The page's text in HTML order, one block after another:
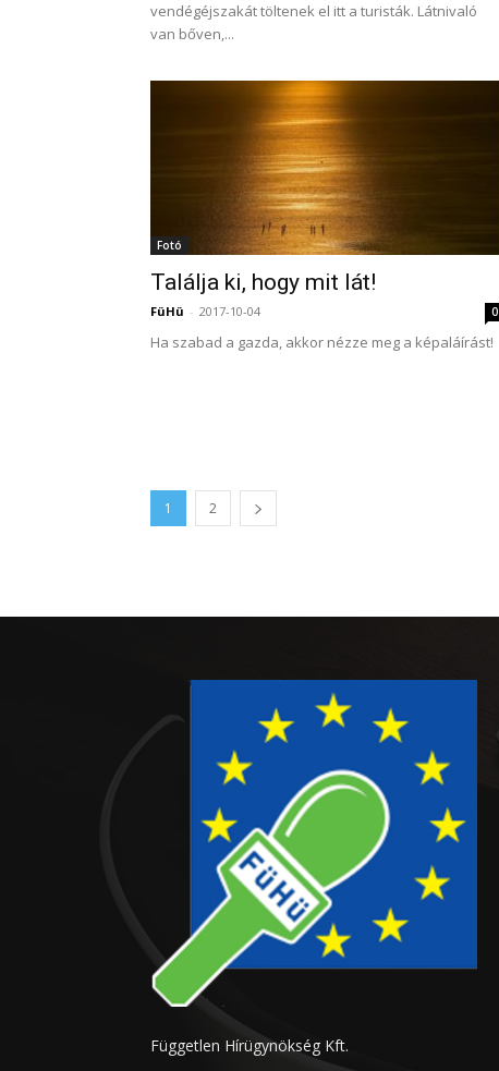
vendégéjszakát töltenek el itt a turisták. Látnivaló
van bőven,...
Fotó
Találja ki, hogy mit lát!
FüHü - 2017-10-04 0
Ha szabad a gazda, akkor nézze meg a képaláírást!
1 2
Független Hírügynökség Kft.